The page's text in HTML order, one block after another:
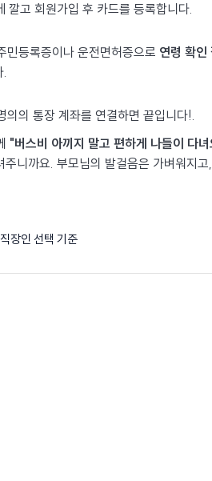
깔고 회원가입 후 카드를 등록합니다.
민등록증이나 운전면허증으로 연령 확인
.
의의 통장 계좌를 연결하면 끝입니다!.
"버스비 아끼지 말고 편하게 나들이 다
니까요. 부모님의 발걸음은 가벼워지
·가격·대상” 노안 직장인 선택 기준